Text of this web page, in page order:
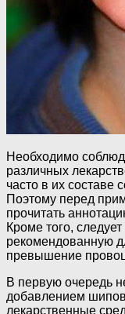
Необходимо
различных
часто в их составе
Поэтому перед
прочитать
Кроме того,
рекомендованную
превышение
В первую очередь
добавлением
лекарственные